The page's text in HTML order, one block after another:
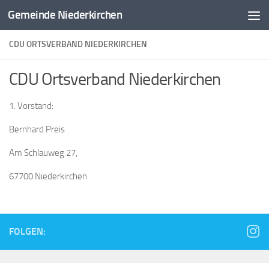
Zum Inhalt springen
Gemeinde Niederkirchen
CDU ORTSVERBAND NIEDERKIRCHEN
CDU Ortsverband Niederkirchen
1. Vorstand:
Bernhard Preis
Am Schlauweg 27,
67700 Niederkirchen
FOLGEN: